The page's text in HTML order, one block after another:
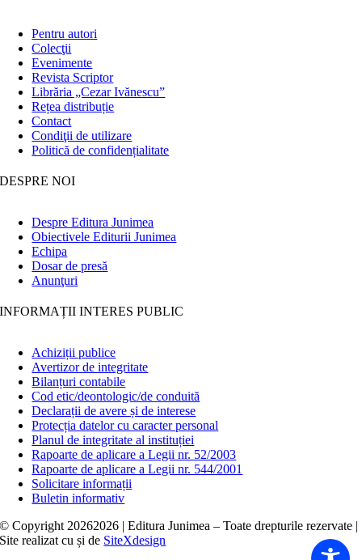
Pentru autori
Colecţii
Evenimente
Revista Scriptor
Librăria „Cezar Ivănescu”
Rețea distribuție
Contact
Condiţii de utilizare
Politică de confidențialitate
DESPRE NOI
Despre Editura Junimea
Obiectivele Editurii Junimea
Echipa
Dosar de presă
Anunţuri
INFORMAȚII INTERES PUBLIC
Achiziții publice
Avertizor de integritate
Bilanțuri contabile
Cod etic/deontologic/de conduită
Declarații de avere și de interese
Protecția datelor cu caracter personal
Planul de integritate al instituției
Rapoarte de aplicare a Legii nr. 52/2003
Rapoarte de aplicare a Legii nr. 544/2001
Solicitare informații
Buletin informativ
© Copyright 20262026 | Editura Junimea – Toate drepturile rezervate |
Site realizat cușide SiteXdesign